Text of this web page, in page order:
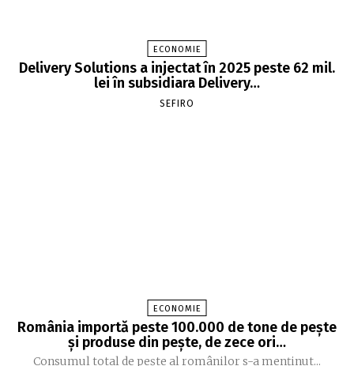
ECONOMIE
Delivery Solutions a injectat în 2025 peste 62 mil.
lei în subsidiara Delivery…
SEFIRO
ECONOMIE
România importă peste 100.000 de tone de peşte
şi produse din peşte, de zece ori…
Consumul total de peşte al ro­mâ­nilor s-a menţinut...